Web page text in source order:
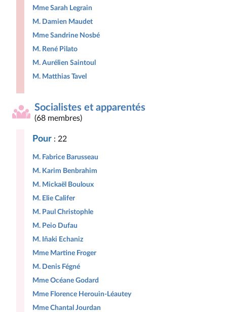
Mme Sarah Legrain
M. Damien Maudet
Mme Sandrine Nosbé
M. René Pilato
M. Aurélien Saintoul
M. Matthias Tavel
Socialistes et apparentés
(68 membres)
Pour : 22
M. Fabrice Barusseau
M. Karim Benbrahim
M. Mickaël Bouloux
M. Elie Califer
M. Paul Christophle
M. Peio Dufau
M. Iñaki Echaniz
Mme Martine Froger
M. Denis Fégné
Mme Océane Godard
Mme Florence Herouin-Léautey
Mme Chantal Jourdan